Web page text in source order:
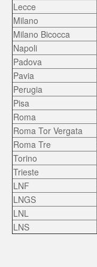
Lecce
Milano
Milano Bicocca
Napoli
Padova
Pavia
Perugia
Pisa
Roma
Roma Tor Vergata
Roma Tre
Torino
Trieste
LNF
LNGS
LNL
LNS